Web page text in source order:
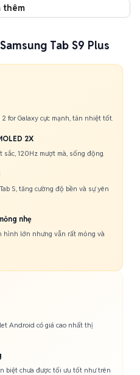
thêm
Tab S9 Plus
for Galaxy cực mạnh, tản nhiệt tốt.
2X
120Hz mượt mà, sống động.
S, tăng cường độ bền và sự yên
nhẹ
hình lớn nhưng vẫn rất mỏng và
Android có giá cao nhất thị
biệt chưa được tối ưu tốt như trên